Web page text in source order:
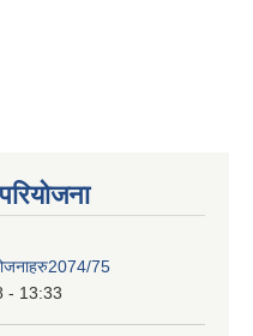
75
- 13:33